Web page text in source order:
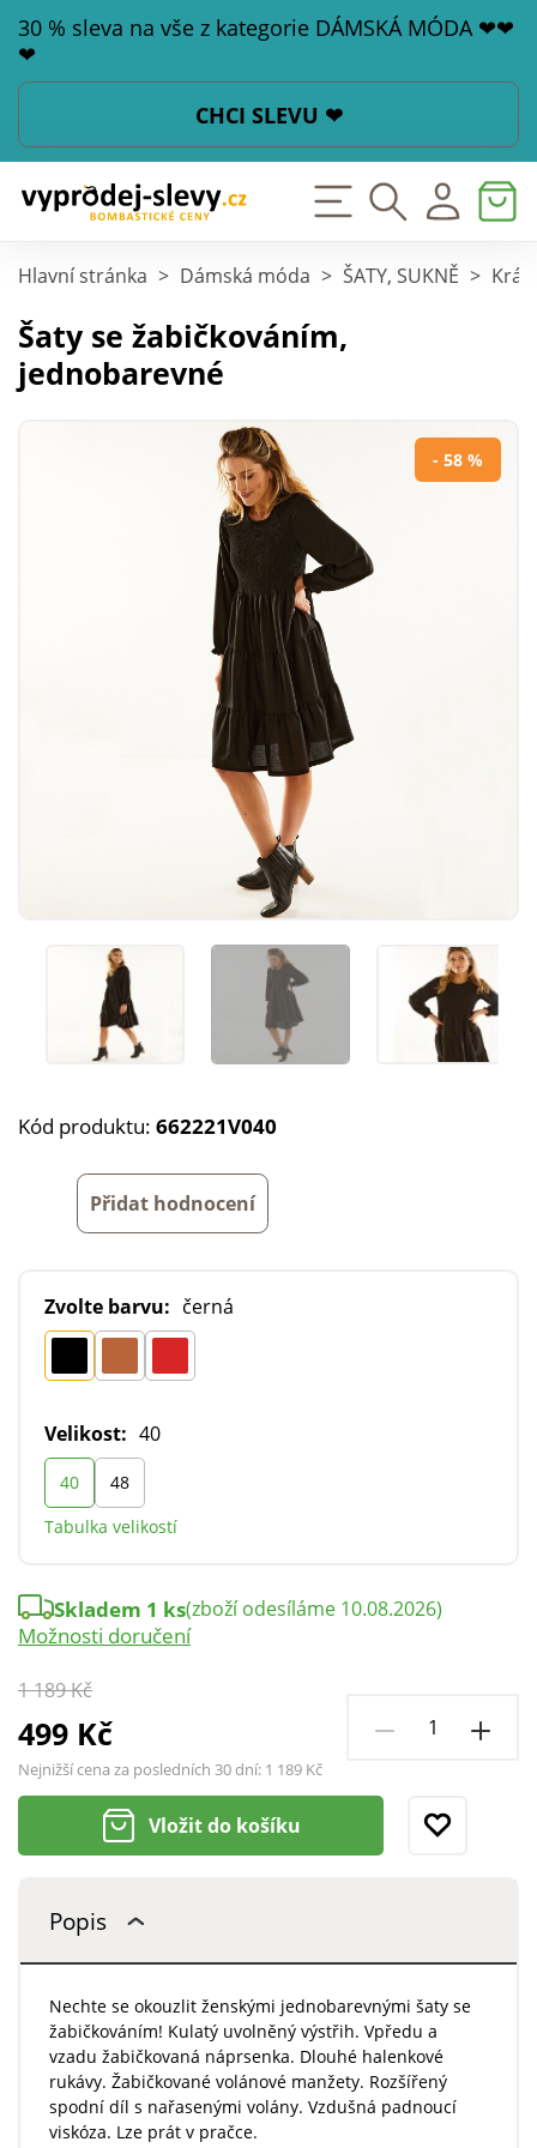
30 % sleva na vše z kategorie DÁMSKÁ MÓDA ❤❤
❤
CHCI SLEVU ❤
Hlavní stránka > Dámská móda > ŠATY, SUKNĚ >
Šaty se žabičkováním,
jednobarevné
- 58 %
Kód produktu: 662221V040
Přidat hodnocení
Zvolte barvu: černá
Velikost: 40
40
48
Tabulka velikostí
1 189 Kč
499 Kč
Nejnižší cena za posledních 30 dní: 1 189 Kč
Skladem 1 ks(zboží odesíláme 10.08.2026)
Možnosti doručení
Vložit do košíku
Popis
Nechte se okouzlit ženskými jednobarevnými šaty se
žabičkováním! Kulatý uvolněný výstřih. Vpředu a
vzadu žabičkovaná náprsenka. Dlouhé halenkové
rukávy. Žabičkované volánové manžety. Rozšířený
spodní díl s nařasenými volány. Vzdušná padnoucí
viskóza. Lze prát v pračce.